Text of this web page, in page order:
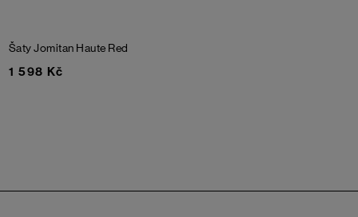
Šaty Jomitan Haute Red
1 598 Kč